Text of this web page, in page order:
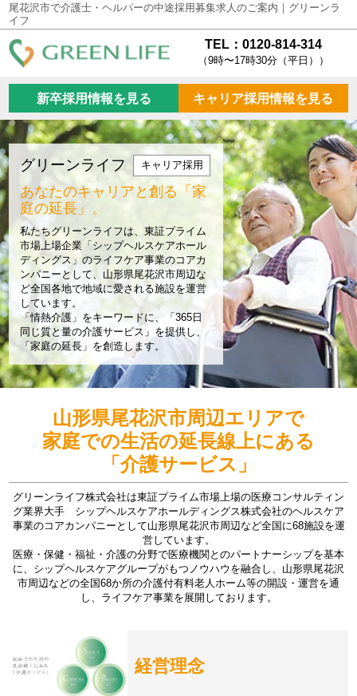
尾花沢市で介護士・ヘルパーの中途採用募集求人のご案内｜グリーンラ
イフ
TEL：0120-814-314
（9時〜17時30分（平日））
新卒採用情報を見る キャリア採用情報を見る
グリーンライフ キャリア採用
あなたのキャリアと創る「家
庭の延長」。
私たちグリーンライフは、東証プライム
市場上場企業「シップヘルスケアホール
ディングス」のライフケア事業のコアカ
ンパニーとして、山形県尾花沢市周辺な
ど全国各地で地域に愛される施設を運営
しています。
「情熱介護」をキーワードに、「365日
同じ質と量の介護サービス」を提供し、
「家庭の延長」を創造します。
山形県尾花沢市周辺エリアで
家庭での生活の延長線上にある
「介護サービス」
グリーンライフ株式会社は東証プライム市場上場の医療コンサルティン
グ業界大手 シップヘルスケアホールディングス株式会社のヘルスケア
事業のコアカンパニーとして山形県尾花沢市周辺など全国に68施設を運
営しています。
医療・保健・福祉・介護の分野で医療機関とのパートナーシップを基本
に、シップヘルスケアグループがもつノウハウを融合し、山形県尾花沢
市周辺などの全国68か所の介護付有料老人ホーム等の開設・運営を通
し、ライフケア事業を展開しております。
経営理念